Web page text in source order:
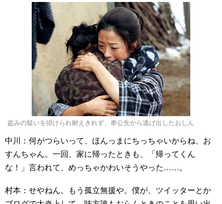
盗みの疑いを掛けられ耐えきれず、奉公先から逃げ出したおしん
中川：何がつらいって、ほんっまにちっちゃいからね、お
すんちゃん。一回、家に帰ったときも、「帰ってくん
な！」言われて、めっちゃかわいそうやった……。
村本：せやねん。もう孤立無援や。僕が、ツイッターとか